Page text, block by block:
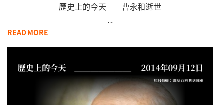
歷史上的今天——曹永和逝世
...
READ MORE